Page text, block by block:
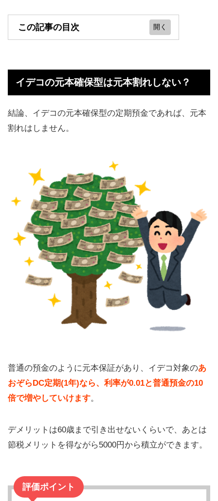
この記事の目次
い？
あおぞらDC定期のメリット
あおぞらDC定期のデメリット
あおぞらDC定期の評判、口コミ
あおぞらDC定期をおすすめしない人
個人型・確定拠出年金のQ&A！疑問
に回答
【まとめ】元本確保型はあおぞらDC
定期がおすすめ
イデコの元本確保型は元本割れしない？
結論、イデコの元本確保型の定期預金であれば、元本
割れはしません。
普通の預金のように元本保証があり、イデコ対象のあ
おぞらDC定期(1年)なら、利率が0.01と普通預金の10
倍で増やしていけます。
デメリットは60歳まで引き出せないくらいで、あとは
節税メリットを得ながら5000円から積立ができます。
評価ポイント